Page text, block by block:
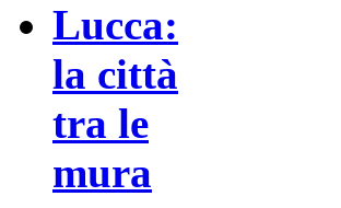
Lucca:
la città
tra le
mura